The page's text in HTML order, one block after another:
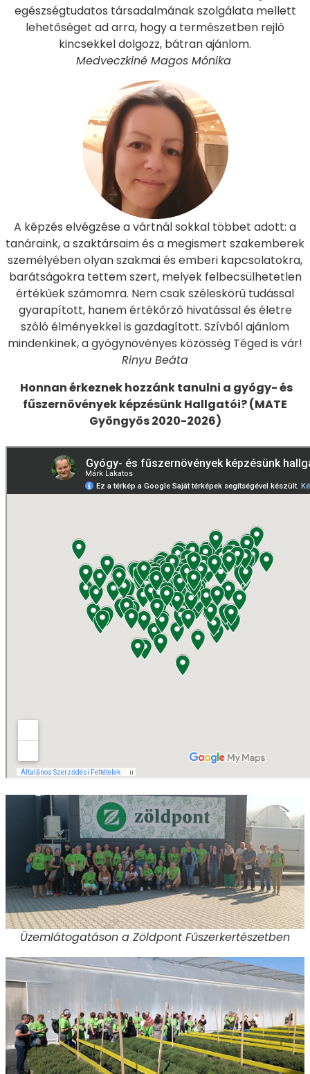
egészségtudatos társadalmának szolgálata mellett
lehetőséget ad arra, hogy a természetben rejlő
kincsekkel dolgozz, bátran ajánlom.
Medveczkiné Magos Mónika
A képzés elvégzése a vártnál sokkal többet adott: a
tanáraink, a szaktársaim és a megismert szakemberek
személyében olyan szakmai és emberi kapcsolatokra,
barátságokra tettem szert, melyek felbecsülhetetlen
értékűek számomra. Nem csak széleskörű tudással
gyarapított, hanem értékőrző hivatással és életre
szóló élményekkel is gazdagított. Szívből ajánlom
mindenkinek, a gyógynövényes közösség Téged is vár!
Rinyu Beáta
Honnan érkeznek hozzánk tanulni a gyógy- és
fűszernövények képzésünk Hallgatói? (MATE
Gyöngyös 2020-2026)
Üzemlátogatáson a Zöldpont Fűszerkertészetben